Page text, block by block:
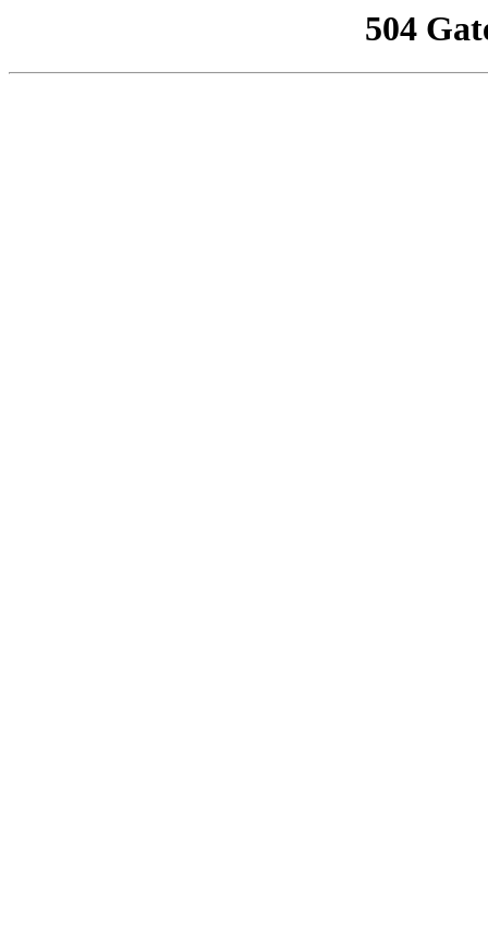
504